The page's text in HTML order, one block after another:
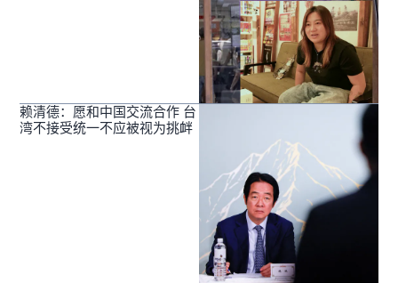
赖清德：愿和中国交流合作 台
湾不接受统一不应被视为挑衅